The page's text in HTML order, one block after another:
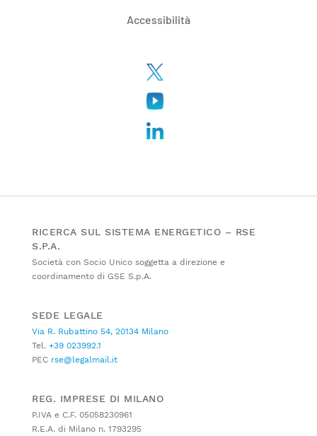
Accessibilità
RICERCA SUL SISTEMA ENERGETICO – RSE
S.P.A.
Società con Socio Unico soggetta a direzione e
coordinamento di GSE S.p.A.
SEDE LEGALE
Via R. Rubattino 54, 20134 Milano
Tel. +39 023992.1
PEC rse@legalmail.it
REG. IMPRESE DI MILANO
P.IVA e C.F. 05058230961
R.E.A. di Milano n. 1793295